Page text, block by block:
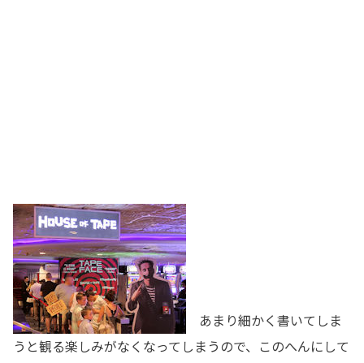
あまり細かく書いてしま
うと観る楽しみがなくなってしまうので、このへんにして